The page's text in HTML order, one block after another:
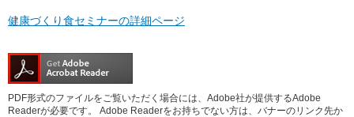
健康づくり食セミナーの詳細ページ
PDF形式のファイルをご覧いただく場合には、Adobe社が提供するAdobe
Readerが必要です。
Adobe Readerをお持ちでない方は、バナーのリンク先か